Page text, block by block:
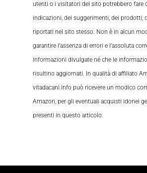
utenti o i visitatori del sito potrebbero fare
indicazioni, dei suggerimenti, dei prodotti,
riportati nel sito stesso. Non è in alcun
garantire l’assenza di errori e l’assoluta
informazioni divulgate né che le
risultino aggiornati. In qualità di affiliato
vitadacani.info può ricevere un modico
Amazon, per gli eventuali acquisti idonei
presenti in questo articolo.